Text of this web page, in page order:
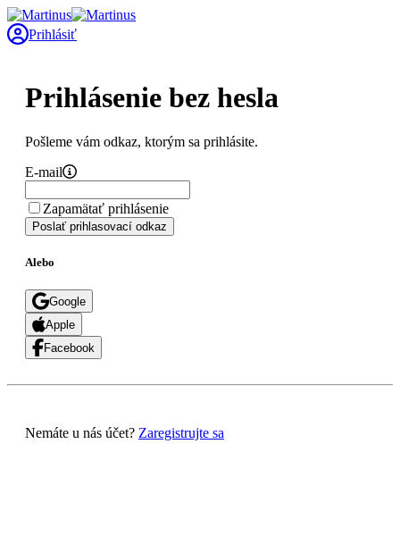
Prihlásiť
Prihlásenie bez hesla
Pošleme vám odkaz, ktorým sa prihlásite.
E-mail
Zapamätať prihlásenie
Poslať prihlasovací odkaz
Alebo
Google
Apple
Facebook
Nemáte u nás účet? Zaregistrujte sa